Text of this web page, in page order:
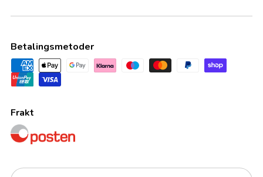
Betalingsmetoder
Frakt
Land/Region